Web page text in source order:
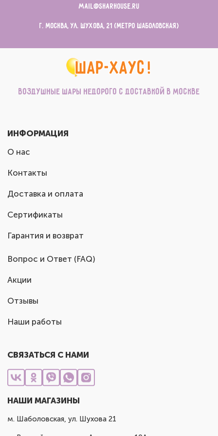
mail@sharhouse.ru
г. Москва, ул. Шухова, 21 (метро Шаболовская)
Воздушные шары недорого с доставкой в Москве
ИНФОРМАЦИЯ
О нас
Контакты
Доставка и оплата
Сертификаты
Гарантия и возврат
Вопрос и Ответ (FAQ)
Акции
Отзывы
Наши работы
СВЯЗАТЬСЯ С НАМИ
НАШИ МАГАЗИНЫ
м. Шаболовская, ул. Шухова 21